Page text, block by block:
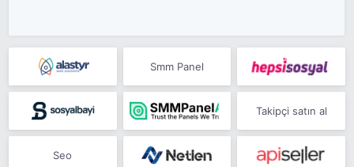
Smm Panel
Takipçi satın al
Seo